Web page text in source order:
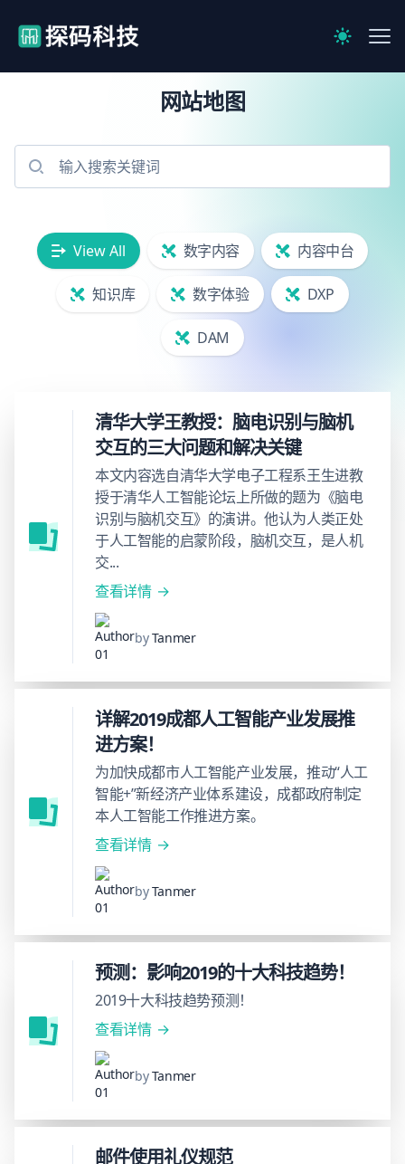
【官网】探码科技
Switch
网站地图
View All 数字内容 内容中台
知识库 数字体验 DXP
DAM
清华大学王教授：脑电识别与脑机
交互的三大问题和解决关键
本文内容选自清华大学电子工程系王生进教
授于清华人工智能论坛上所做的题为《脑电
识别与脑机交互》的演讲。他认为人类正处
于人工智能的启蒙阶段，脑机交互，是人机
交...
查看详情
byTanmer
详解2019成都人工智能产业发展推
进方案！
为加快成都市人工智能产业发展，推动“人工
智能+”新经济产业体系建设，成都政府制定
本人工智能工作推进方案。
查看详情
byTanmer
预测：影响2019的十大科技趋势！
2019十大科技趋势预测！
查看详情
byTanmer
邮件使用礼仪规范